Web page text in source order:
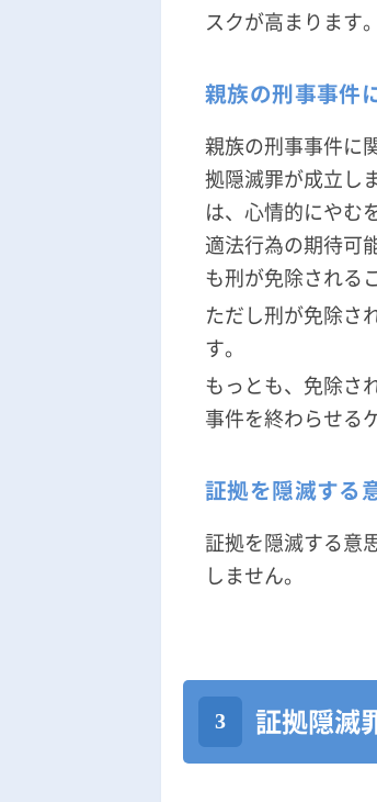
スクが高まります。
親族の刑事事件
親族の刑事事件に
拠隠滅罪が成立し
は、心情的にやむ
適法行為の期待可
も刑が免除される
ただし刑が免除さ
す。
もっとも、免除さ
事件を終わらせる
証拠を隠滅する
証拠を隠滅する意
しません。
証拠隠滅